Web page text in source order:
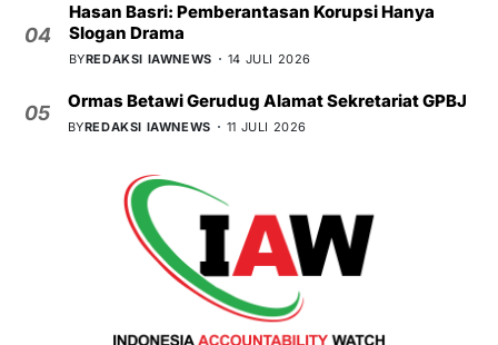
04
Hasan Basri: Pemberantasan Korupsi Hanya
Slogan Drama
BYREDAKSI IAWNEWS 14 JULI 2026
05
Ormas Betawi Gerudug Alamat Sekretariat GPBJ
BYREDAKSI IAWNEWS 11 JULI 2026